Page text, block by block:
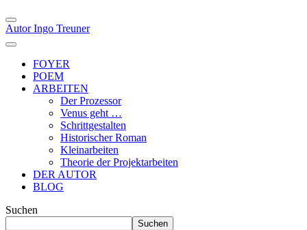
Autor Ingo Treuner
FOYER
POEM
ARBEITEN
Der Prozessor
Venus geht …
Schrittgestalten
Historischer Roman
Kleinarbeiten
Theorie der Projektarbeiten
DER AUTOR
BLOG
Suchen
Suchen